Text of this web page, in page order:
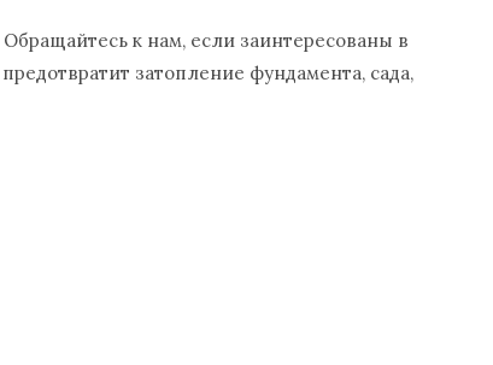
к нам, если заинтересованы в
затопление фундамента, сада,